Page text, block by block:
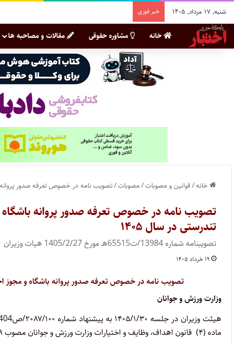
شنبه, ۱۷ مرداد, ۱۴۰۵ خبر فوری
خانه مشاوره حقوقی مقالات و مصاحبه ها
خانه/قوانین و مصوبات/مصوبات/تصویب نامه در خصوص تعرفه صدور پروانه
تصویب نامه در خصوص تعرفه صدور پروانه
تندرستی در سال ۱۴۰۵
تصویبنامه شماره 13984/ت65515هـ مورخ 1405/2/27 هیات وزیران
۱۹ خرداد ۱۴۰۵
تصویب نامه در خصوص تعرفه صدور پروانه باشگاه و مجوز
وزارت ورزش و جوانان
ماده (۴) قانون اهداف، وظایف و اختیارات وزارت ورزش و جوانان مصوب ۱۳۹۹ تصویب کرد: